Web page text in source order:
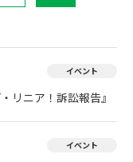
イベント
リニア！訴訟報告』
イベント